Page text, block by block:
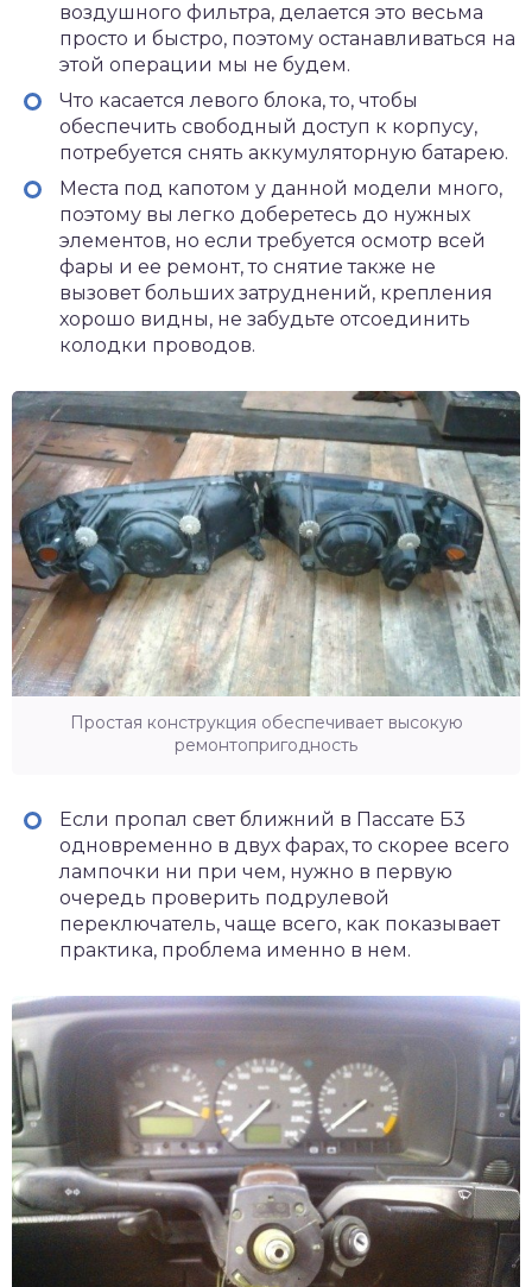
воздушного фильтра, делается это весьма
просто и быстро, поэтому останавливаться на
этой операции мы не будем.
Что касается левого блока, то, чтобы
обеспечить свободный доступ к корпусу,
потребуется снять аккумуляторную батарею.
Места под капотом у данной модели много,
поэтому вы легко доберетесь до нужных
элементов, но если требуется осмотр всей
фары и ее ремонт, то снятие также не
вызовет больших затруднений, крепления
хорошо видны, не забудьте отсоединить
колодки проводов.
Простая конструкция обеспечивает высокую
ремонтопригодность
Если пропал свет ближний в Пассате Б3
одновременно в двух фарах, то скорее всего
лампочки ни при чем, нужно в первую
очередь проверить подрулевой
переключатель, чаще всего, как показывает
практика, проблема именно в нем.